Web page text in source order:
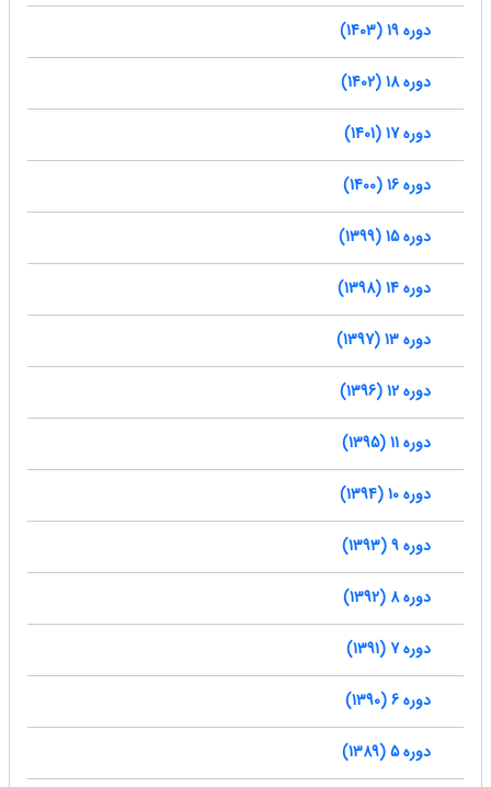
دوره 19 (1403)
دوره 18 (1402)
دوره 17 (1401)
دوره 16 (1400)
دوره 15 (1399)
دوره 14 (1398)
دوره 13 (1397)
دوره 12 (1396)
دوره 11 (1395)
دوره 10 (1394)
دوره 9 (1393)
دوره 8 (1392)
دوره 7 (1391)
دوره 6 (1390)
دوره 5 (1389)